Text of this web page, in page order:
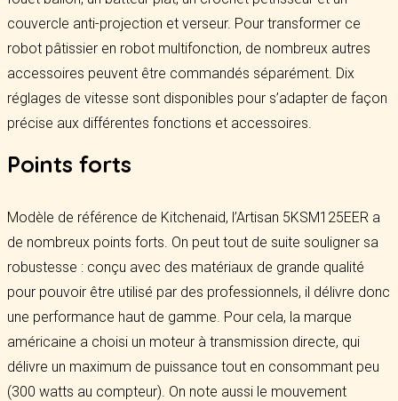
couvercle anti-projection et verseur. Pour transformer ce
robot pâtissier en robot multifonction, de nombreux autres
accessoires peuvent être commandés séparément. Dix
réglages de vitesse sont disponibles pour s’adapter de façon
précise aux différentes fonctions et accessoires.
Points forts
Modèle de référence de Kitchenaid, l’Artisan 5KSM125EER a
de nombreux points forts. On peut tout de suite souligner sa
robustesse : conçu avec des matériaux de grande qualité
pour pouvoir être utilisé par des professionnels, il délivre donc
une performance haut de gamme. Pour cela, la marque
américaine a choisi un moteur à transmission directe, qui
délivre un maximum de puissance tout en consommant peu
(300 watts au compteur). On note aussi le mouvement